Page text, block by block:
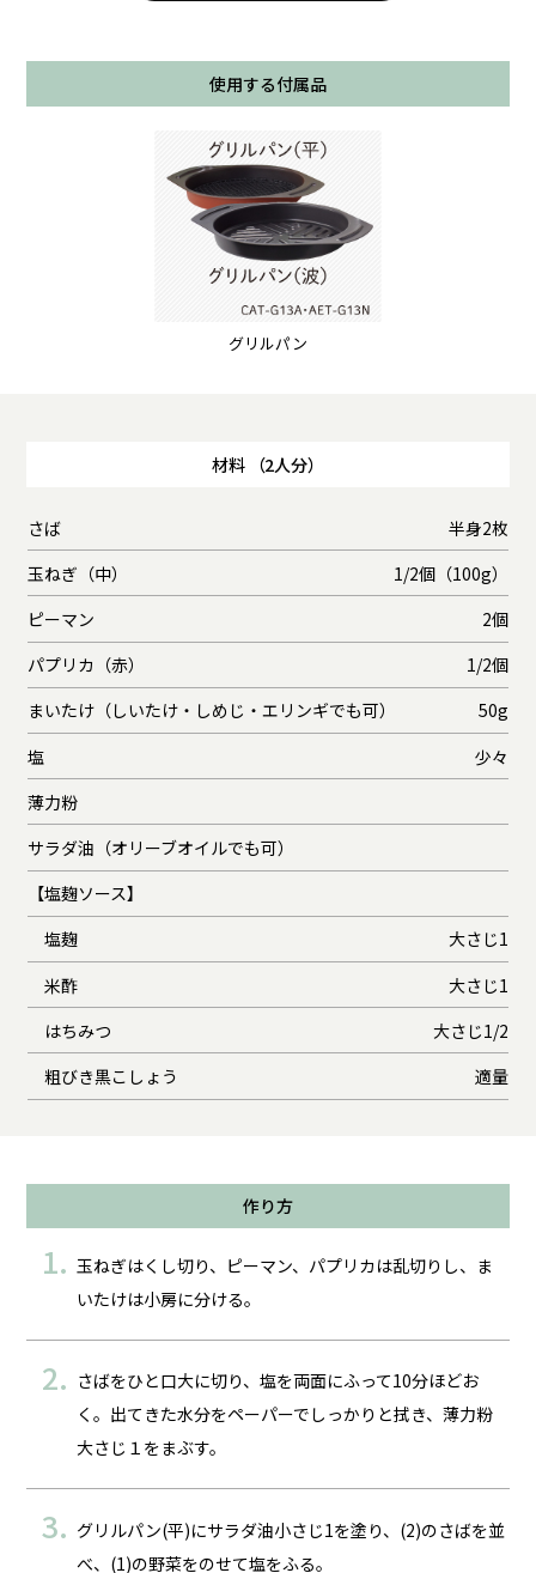
使用する付属品
グリルパン
材料 （2人分）
さば
半身2枚
玉ねぎ（中）
1/2個（100g）
ピーマン
2個
パプリカ（赤）
1/2個
まいたけ（しいたけ・しめじ・エリンギでも可）
50g
塩
少々
薄力粉
サラダ油（オリーブオイルでも可）
【塩麹ソース】
塩麹
大さじ1
米酢
大さじ1
はちみつ
大さじ1/2
粗びき黒こしょう
適量
作り方
玉ねぎはくし切り、ピーマン、パプリカは乱切りし、ま
いたけは小房に分ける。
さばをひと口大に切り、塩を両面にふって10分ほどお
く。出てきた水分をペーパーでしっかりと拭き、薄力粉
大さじ１をまぶす。
グリルパン(平)にサラダ油小さじ1を塗り、(2)のさばを並
べ、(1)の野菜をのせて塩をふる。